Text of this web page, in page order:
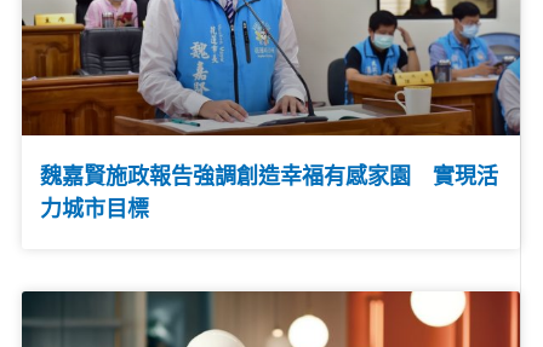
魏嘉賢施政報告強調創造幸福有感家園 實現活
力城市目標